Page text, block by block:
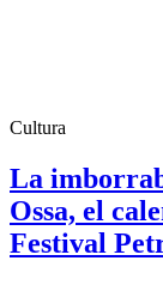
Cultura
La
Ossa, el
Festival